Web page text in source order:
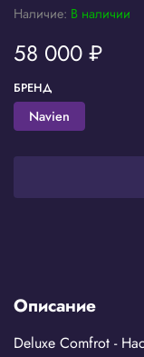
Наличие: В наличии
58 000 ₽
БРЕНД
Navien
Описание
Deluxe Comfrot -